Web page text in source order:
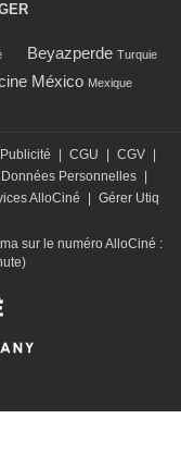
Beyazperde Turquie
México Mexique
Publicité CGU CGV
Données Personnelles
AlloCiné
Gérer Utiq
sur le numéro AlloCiné :